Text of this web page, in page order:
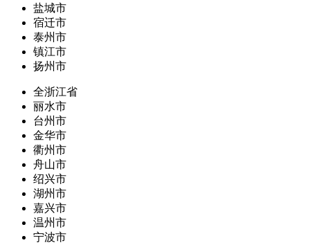
盐城市
宿迁市
泰州市
镇江市
扬州市
全浙江省
丽水市
台州市
金华市
衢州市
舟山市
绍兴市
湖州市
嘉兴市
温州市
宁波市